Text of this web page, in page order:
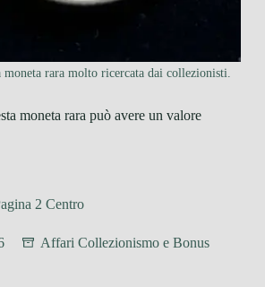
rara molto ricercata dai collezionisti.
moneta rara può avere un valore
2 Centro
Affari Collezionismo e Bonus